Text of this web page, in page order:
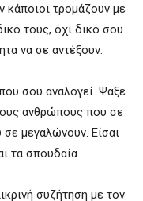
κάποιοι τρομάζουν με
τους, όχι δικό σου.
να σε αντέξουν.
σου αναλογεί. Ψάξε
ανθρώπους που σε
σε μεγαλώνουν. Είσαι
τα σπουδαία.
συζήτηση με τον